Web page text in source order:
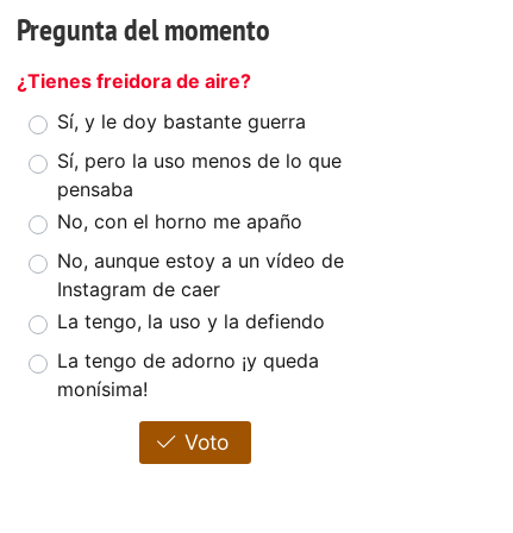
Pregunta del momento
¿Tienes freidora de aire?
Sí, y le doy bastante guerra
Sí, pero la uso menos de lo que
pensaba
No, con el horno me apaño
No, aunque estoy a un vídeo de
Instagram de caer
La tengo, la uso y la defiendo
La tengo de adorno ¡y queda
monísima!
Voto